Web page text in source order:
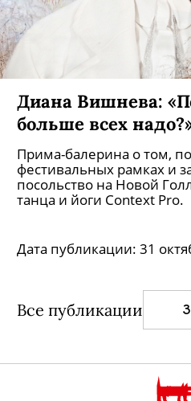
Диана Вишнева:
больше всех надо?»
Прима-балерина о том,
фестивальных рамках и
посольство на Новой
Все публикации